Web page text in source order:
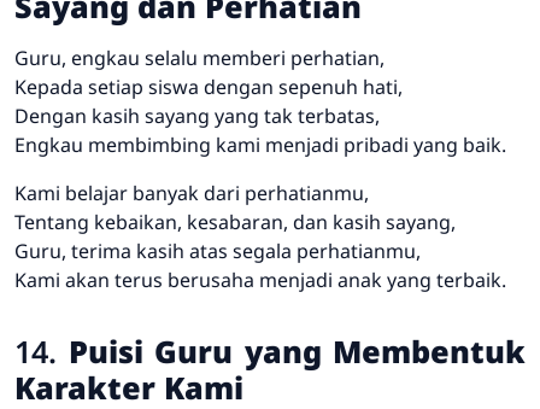
Guru, engkau selalu memberi perhatian,
Kepada setiap siswa dengan sepenuh hati,
Dengan kasih sayang yang tak terbatas,
Engkau membimbing kami menjadi pribadi yang baik.
Kami belajar banyak dari perhatianmu,
Tentang kebaikan, kesabaran, dan kasih sayang,
Guru, terima kasih atas segala perhatianmu,
Kami akan terus berusaha menjadi anak yang terbaik.
14. Puisi Guru yang Membentuk
Karakter Kami